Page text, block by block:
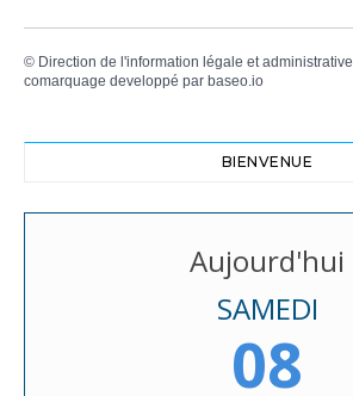
© Direction de l'information légale et administrative
comarquage developpé par baseo.io
BIENVENUE
Aujourd'hui
SAMEDI
08